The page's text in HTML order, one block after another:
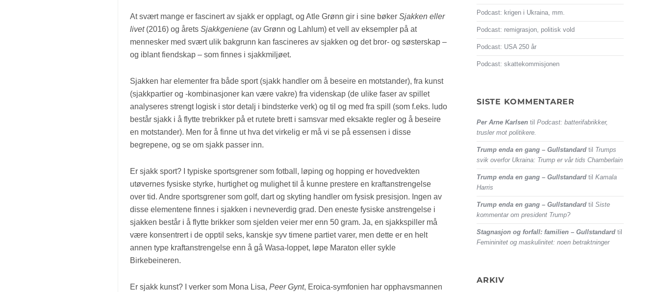
At svært mange er fascinert av sjakk er opplagt, og Atle Grønn gir i sine bøker Sjakken eller
livet(2016) og årets Sjakkgeniene (av Grønn og Lahlum) et vell av eksempler på at
mennesker med svært ulik bakgrunn kan fascineres av sjakken og det bror- og søsterskap –
og iblant fiendskap – som finnes i sjakkmiljøet.
Sjakken har elementer fra både sport (sjakk handler om å beseire en motstander), fra kunst
(sjakkpartier og -kombinasjoner kan være vakre) fra videnskap (de ulike faser av spillet
analyseres strengt logisk i stor detalj i bindsterke verk) og til og med fra spill (som f.eks. ludo
består sjakk i å flytte trebrikker på et rutete brett i samsvar med eksakte regler og å beseire
en motstander). Men for å finne ut hva det virkelig er må vi se på essensen i disse
begrepene, og se om sjakk passer inn.
Er sjakk sport? I typiske sportsgrener som fotball, løping og hopping er hovedvekten
utøvernes fysiske styrke, hurtighet og mulighet til å kunne prestere en kraftanstrengelse
over tid. Andre sportsgrener som golf, dart og skyting handler om fysisk presisjon. Ingen av
disse elementene finnes i sjakken i nevneverdig grad. Den eneste fysiske anstrengelse i
sjakken består i å flytte brikker som sjelden veier mer enn 50 gram. Ja, en sjakkspiller må
være konsentrert i de opptil seks, kanskje syv timene partiet varer, men dette er en helt
annen type kraftanstrengelse enn å gå Wasa-loppet, løpe Maraton eller sykle
Birkebeineren.
Er sjakk kunst? I verker som Mona Lisa, Peer Gynt, Eroica-symfonien har opphavsmannen
Podcast: krigen i Ukraina, mm.
Podcast: remigrasjon, politisk vold
Podcast: USA 250 år
Podcast: skattekommisjonen
SISTE KOMMENTARER
Per Arne Karlsen til Podcast: batterifabrikker,
trusler mot politikere.
Trump enda en gang – Gullstandard til Trumps
svik overfor Ukraina: Trump er vår tids Chamberlain
Trump enda en gang – Gullstandard til Kamala
Harris
Trump enda en gang – Gullstandard til Siste
kommentar om president Trump?
Stagnasjon og forfall: familien – Gullstandard til
Femininitet og maskulinitet: noen betraktninger
ARKIV